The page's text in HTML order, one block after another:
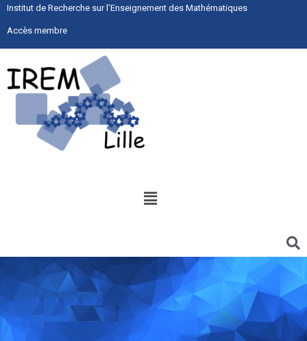
Institut de Recherche sur l’Enseignement des Mathématiques
Accès membre